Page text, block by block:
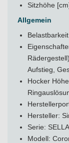
Sitzhöhe
Allgemein
Aufstieg,
Hocker
Hersteller:
Serie:
Modell: